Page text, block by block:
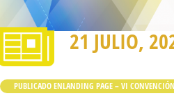
21 JULIO,
PUBLICADO ENLANDING PAGE – VI CONVENCIÓN